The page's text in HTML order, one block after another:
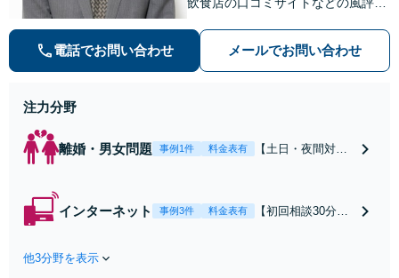
の種類を問わず相談可。可能な限り
早期対応で駆けつけサポート【労
電話でお問い合わせ メールでお問い合わせ
注力分野
離婚・男女問題 事例1件 料金表有
【土日・夜間対応
れたら、サインす
インターネット 事例3件 料金表有
【初回相談30分無
他3分野を表示